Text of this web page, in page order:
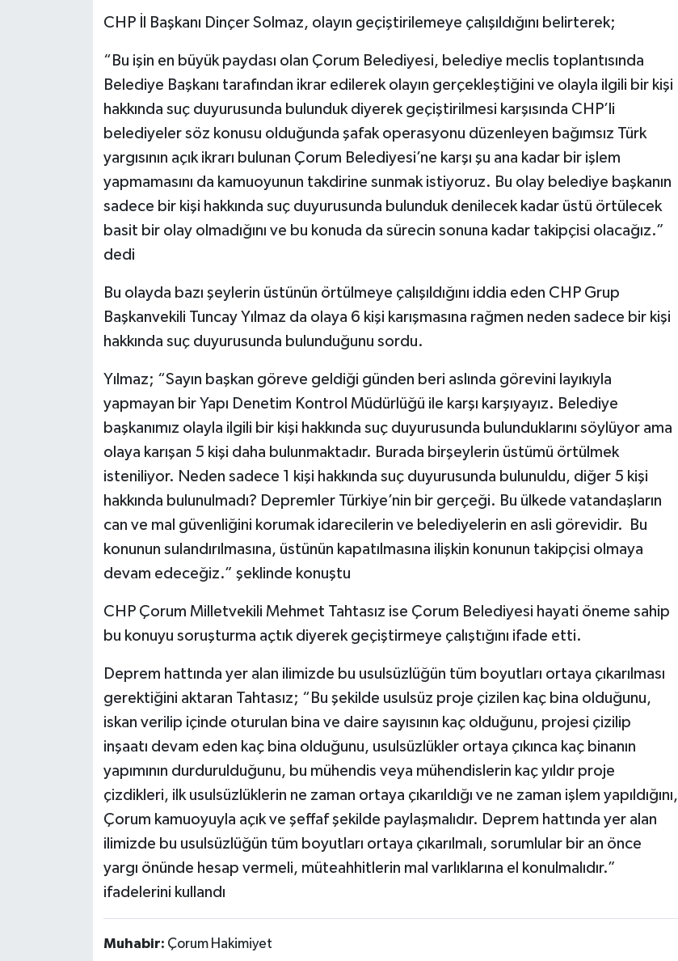
CHP İl Başkanı Dinçer Solmaz, olayın geçiştirilemeye çalışıldığını belirterek;
“Bu işin en büyük paydası olan Çorum Belediyesi, belediye meclis toplantısında
Belediye Başkanı tarafından ikrar edilerek olayın gerçekleştiğini ve olayla ilgili bir kişi
hakkında suç duyurusunda bulunduk diyerek geçiştirilmesi karşısında CHP’li
belediyeler söz konusu olduğunda şafak operasyonu düzenleyen bağımsız Türk
yargısının açık ikrarı bulunan Çorum Belediyesi’ne karşı şu ana kadar bir işlem
yapmamasını da kamuoyunun takdirine sunmak istiyoruz. Bu olay belediye başkanın
sadece bir kişi hakkında suç duyurusunda bulunduk denilecek kadar üstü örtülecek
basit bir olay olmadığını ve bu konuda da sürecin sonuna kadar takipçisi olacağız.”
dedi
Bu olayda bazı şeylerin üstünün örtülmeye çalışıldığını iddia eden CHP Grup
Başkanvekili Tuncay Yılmaz da olaya 6 kişi karışmasına rağmen neden sadece bir kişi
hakkında suç duyurusunda bulunduğunu sordu.
Yılmaz; “Sayın başkan göreve geldiği günden beri aslında görevini layıkıyla
yapmayan bir Yapı Denetim Kontrol Müdürlüğü ile karşı karşıyayız. Belediye
başkanımız olayla ilgili bir kişi hakkında suç duyurusunda bulunduklarını söylüyor ama
olaya karışan 5 kişi daha bulunmaktadır. Burada birşeylerin üstümü örtülmek
isteniliyor. Neden sadece 1 kişi hakkında suç duyurusunda bulunuldu, diğer 5 kişi
hakkında bulunulmadı? Depremler Türkiye’nin bir gerçeği. Bu ülkede vatandaşların
can ve mal güvenliğini korumak idarecilerin ve belediyelerin en asli görevidir. Bu
konunun sulandırılmasına, üstünün kapatılmasına ilişkin konunun takipçisi olmaya
devam edeceğiz.” şeklinde konuştu
CHP Çorum Milletvekili Mehmet Tahtasız ise Çorum Belediyesi hayati öneme sahip
bu konuyu soruşturma açtık diyerek geçiştirmeye çalıştığını ifade etti.
Deprem hattında yer alan ilimizde bu usulsüzlüğün tüm boyutları ortaya çıkarılması
gerektiğini aktaran Tahtasız; “Bu şekilde usulsüz proje çizilen kaç bina olduğunu,
iskan verilip içinde oturulan bina ve daire sayısının kaç olduğunu, projesi çizilip
inşaatı devam eden kaç bina olduğunu, usulsüzlükler ortaya çıkınca kaç binanın
yapımının durdurulduğunu, bu mühendis veya mühendislerin kaç yıldır proje
çizdikleri, ilk usulsüzlüklerin ne zaman ortaya çıkarıldığı ve ne zaman işlem yapıldığını,
Çorum kamuoyuyla açık ve şeffaf şekilde paylaşmalıdır. Deprem hattında yer alan
ilimizde bu usulsüzlüğün tüm boyutları ortaya çıkarılmalı, sorumlular bir an önce
yargı önünde hesap vermeli, müteahhitlerin mal varlıklarına el konulmalıdır.”
ifadelerini kullandı
Muhabir: Çorum Hakimiyet